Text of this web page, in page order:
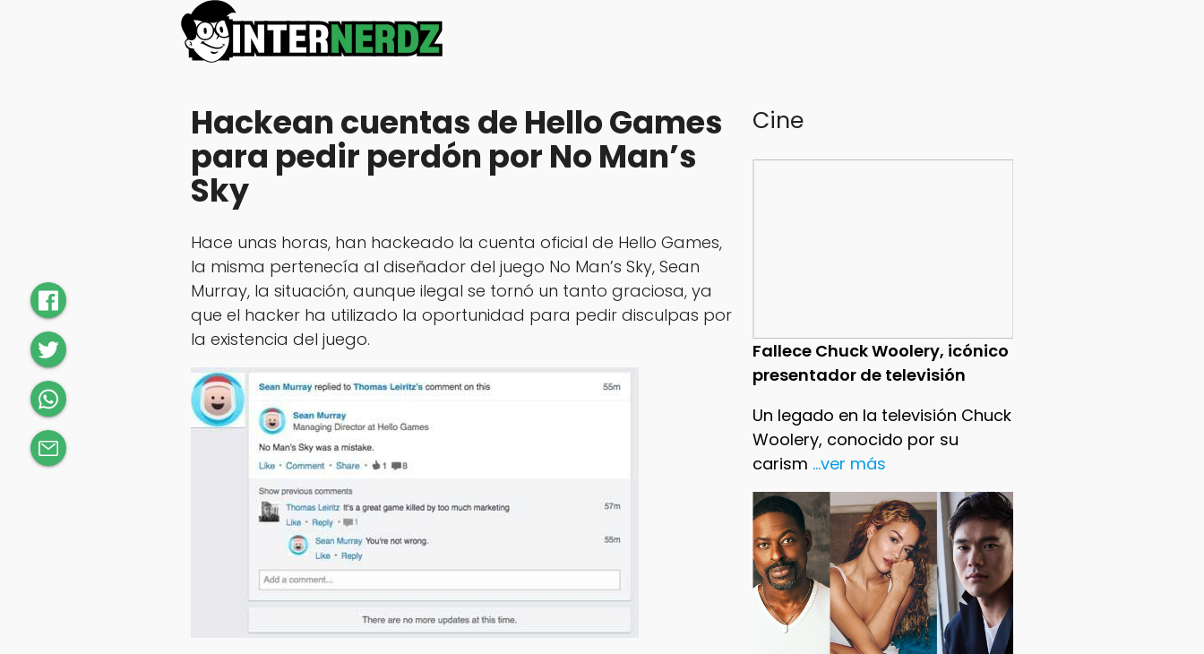
Cine
Fallece Chuck Woolery, icónico
presentador de televisión
Un legado en la televisión Chuck
Woolery, conocido por su
carism ...ver más
Hackean cuentas de Hello Games
para pedir perdón por No Man’s
Sky
Hace unas horas, han hackeado la cuenta oficial de Hello Games,
la misma pertenecía al diseñador del juego No Man’s Sky, Sean
Murray, la situación, aunque ilegal se tornó un tanto graciosa, ya
que el hacker ha utilizado la oportunidad para pedir disculpas por
la existencia del juego.